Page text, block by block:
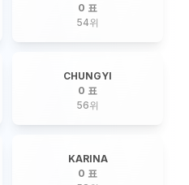
0 표
54위
CHUNGYI
0 표
56위
KARINA
0 표